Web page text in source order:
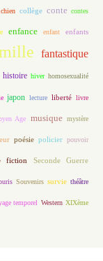
chien collège conte contes
enfance enfant enfants
fantastique
histoire hiver homosexualité
japon lecture liberté livre
Age musique mystère
poésie policier pouvoir
fiction Seconde Guerre
Souvenirs survie théâtre
temporel Western XIXème